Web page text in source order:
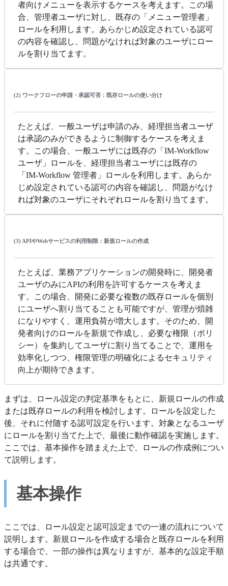
者向けメニューを表示するケースを考えます。この場
合、管理者ユーザに対し、既存の「メニュー管理者」
ロールを利用します。あらかじめ設定されている認可
の内容を確認し、問題がなければ対象のユーザにロー
ルを割り当てます。
(2) ワークフローの申請・承認可否：既存ロールの使い分け
たとえば、一般ユーザは申請のみ、経理担当者ユーザ
は承認のみができるように制御するケースを考えま
す。この場合、一般ユーザには既存の「IM-Workflow
ユーザ」ロールを、経理担当者ユーザには既存の
「IM-Workflow 管理者」ロールを利用します。あらか
じめ設定されている認可の内容を確認し、問題がなけ
れば対象のユーザにそれぞれロールを割り当てます。
(3) APIやWebサービスの利用制限：新規ロールの作成
たとえば、業務アプリケーションの開発時に、開発者
ユーザのみにAPIの利用を許可するケースを考えま
す。この場合、開発に必要な複数の既存ロールを個別
にユーザへ割り当てることも可能ですが、管理が煩雑
になりやすく、運用負荷が増大します。そのため、開
発者向けのロールを新規で作成し、必要な権限（ポリ
シー）を集約してユーザに割り当てることで、運用を
効率化しつつ、権限管理の明確化によるセキュリティ
向上が期待できます。
まずは、ロール設定の判定基準をもとに、新規ロールの作成
または既存ロールの利用を検討します。ロールを設定した
後、それに付随する認可設定を行います。対象となるユーザ
にロールを割り当てた上で、最後に動作確認を実施します。
ここでは、基本操作を踏まえた上で、ロールの作成例につい
て説明します。
基本操作
ここでは、ロール設定と認可設定までの一連の流れについて
説明します。新規ロールを作成する場合と既存ロールを利用
する場合で、一部の操作は異なりますが、基本的な設定手順
は共通です。